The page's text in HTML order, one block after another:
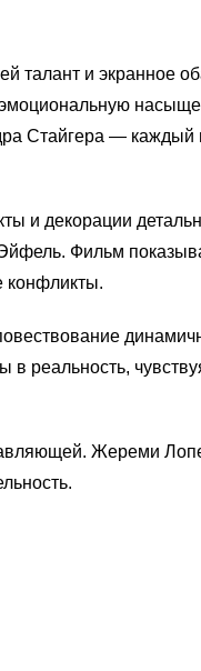
талант и экранное
Стайгера — каждый
и декорации
Фильм
конфликты.
в реальность,
Жереми